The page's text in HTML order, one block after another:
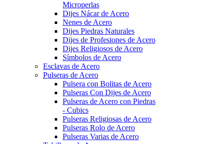
Microperlas
Dijes Nácar de Acero
Nenes de Acero
Dijes Piedras Naturales
Dijes de Profesiones de Acero
Dijes Religiosos de Acero
Símbolos de Acero
Esclavas de Acero
Pulseras de Acero
Pulsera con Bolitas de Acero
Pulseras Con Dijes de Acero
Pulseras de Acero con Piedras
- Cubics
Pulseras Religiosas de Acero
Pulseras Rolo de Acero
Pulseras Varias de Acero